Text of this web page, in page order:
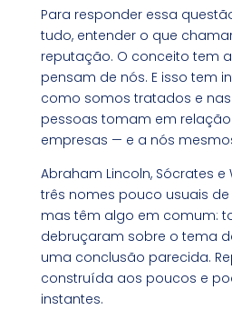
Para responder essa
tudo, entender o que
reputação. O conceito tem
pensam de nós. E isso tem
como somos tratados e
pessoas tomam em
empresas — e a nós
Abraham Lincoln, Sócrates e
três nomes pouco usuais
mas têm algo em comum:
debruçaram sobre o tema
uma conclusão parecida.
construída aos poucos e
instantes.